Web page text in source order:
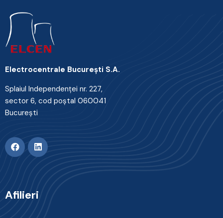
Electrocentrale Bucureşti S.A.
Splaiul Independenţei nr. 227,
sector 6, cod poştal 060041
Bucureşti
Afilieri